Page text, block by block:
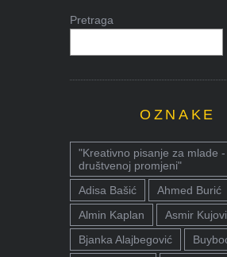
Pretraga
OZNAKE
"Kreativno pisanje za mlade
društvenoj promjeni"
Adisa Bašić
Ahmed Burić
Almin Kaplan
Asmir
Bjanka Alajbegović